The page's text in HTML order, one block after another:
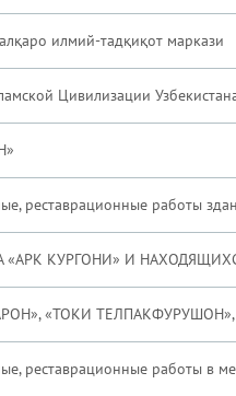
илмий-тадқиқот маркази
Цивилизации
реставрационные работы
«АРК КУРГОНИ» И
«ТОКИ
реставрационные работы в